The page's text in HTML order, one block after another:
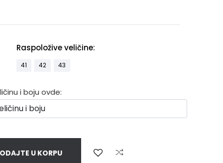
Raspoložive veličine:
41 42 43
i boju ovde:
U KORPU